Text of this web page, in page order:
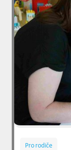
Pro rodiče